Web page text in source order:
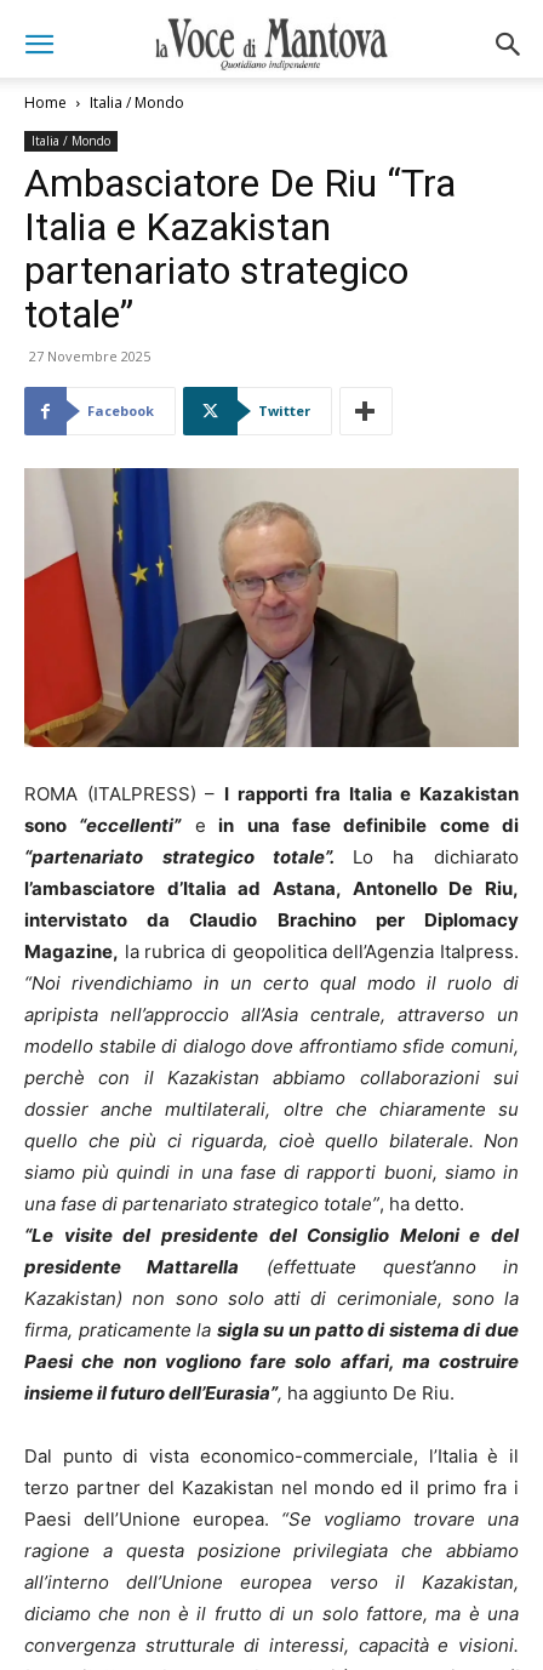
Home Italia / Mondo
Italia / Mondo
Ambasciatore De Riu “Tra
Italia e Kazakistan
partenariato strategico
totale”
27 Novembre 2025
Facebook Twitter
ROMA (ITALPRESS) – I rapporti fra Italia e Kazakistan
sono “eccellenti”e in una fase definibile come di
“partenariato strategico totale”. Lo ha dichiarato
l’ambasciatore d’Italia ad Astana, Antonello De Riu,
intervistato da Claudio Brachino per Diplomacy
Magazine, la rubrica di geopolitica dell’Agenzia Italpress.
“Noi rivendichiamo in un certo qual modo il ruolo di
apripista nell’approccio all’Asia centrale, attraverso un
modello stabile di dialogo dove affrontiamo sfide comuni,
perchè con il Kazakistan abbiamo collaborazioni sui
dossier anche multilaterali, oltre che chiaramente su
quello che più ci riguarda, cioè quello bilaterale. Non
siamo più quindi in una fase di rapporti buoni, siamo in
una fase di partenariato strategico totale”, ha detto.
“Le visite del presidente del Consiglio Meloni e del
presidente Mattarella (effettuate quest’anno in
Kazakistan) non sono solo atti di cerimoniale, sono la
firma, praticamente la sigla su un patto di sistema di due
Paesi che non vogliono fare solo affari, ma costruire
insieme il futuro dell’Eurasia”, ha aggiunto De Riu.
Dal punto di vista economico-commerciale, l’Italia è il
terzo partner del Kazakistan nel mondo ed il primo fra i
Paesi dell’Unione europea. “Se vogliamo trovare una
ragione a questa posizione privilegiata che abbiamo
all’interno dell’Unione europea verso il Kazakistan,
diciamo che non è il frutto di un solo fattore, ma è una
convergenza strutturale di interessi, capacità e visioni.